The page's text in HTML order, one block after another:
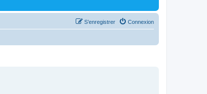
Connexion
S’enregistrer